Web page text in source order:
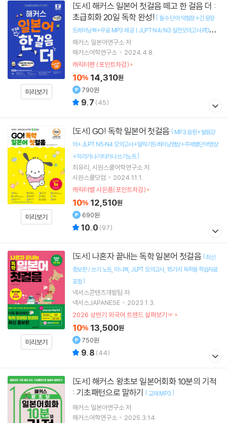
미리보기
[도서]
초급회화 20일 독학 완성! [ 필수 단어 익힘장+긴 문장
트레이닝북+무료 MP3 제공ㅣJLPT N4/N3 실전모의고사 PDF
+본 교재 인강 할인쿠폰
해커스 일본어연구소 저
해커스어학연구소
2024.4.8.
캐릭터펜 (포인트차감)
10% 14,310원
790원
9.7 (45)
미리보기
[도서] GO! 독학 일본어 첫걸음 [ MP3 음원+발음강
의+JLPT N5·N4 모의고사+말하기트레이닝영상+주제별단어영상
+히라가나·가타카나 쓰기노트]
최유리 시원스쿨어학연구소 저
시원스쿨닷컴
2024.11.1.
캐릭터별 사은품(포인트차감)
10% 12,510원
690원
10.0 (97)
미리보기
[도서] 나혼자 끝내는 독학 일본어 첫걸음 [최신
증보판 / 쓰기 노트 미니북 JLPT 모의고사 15가지 독학용 학습자료
포함]
넥서스콘텐츠개발팀 저
넥서스JAPANESE
2023.1.3.
2026 상반기 외국어 트렌드 살펴보기☞
10% 13,500원
750원
9.8 (44)
[도서]
: 기초패턴으로 말하기 [ 교재 MP3 ]
해커스 일본어연구소 저
해커스어학연구소
2025.3.14.